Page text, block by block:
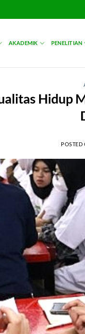
AKADEMIK PENELITIAN
Hidup
POSTED